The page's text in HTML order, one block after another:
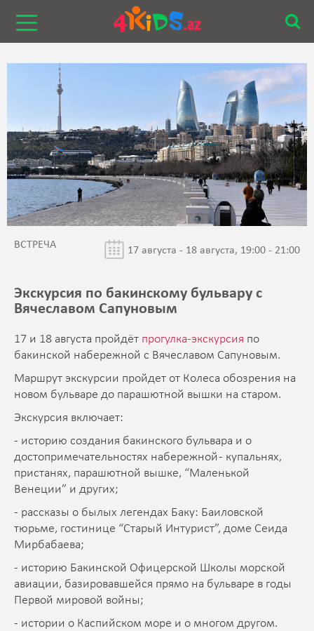
ВСТРЕЧА 17 августа - 18 августа, 19:00 - 21:00
Экскурсия по бакинскому бульвару с
Вячеславом Сапуновым
17 и 18 августа пройдёт прогулка-экскурсия по
бакинской набережной с Вячеславом Сапуновым.
Маршрут экскурсии пройдет от Колеса обозрения на
новом бульваре до парашютной вышки на старом.
Экскурсия включает:
- историю создания бакинского бульвара и о
достопримечательностях набережной - купальнях,
пристанях, парашютной вышке, “Маленькой
Венеции” и других;
- рассказы о былых легендах Баку: Баиловской
тюрьме, гостинице “Старый Интурист”, доме Сеида
Мирбабаева;
- историю Бакинской Офицерской Школы морской
авиации, базировавшейся прямо на бульваре в годы
Первой мировой войны;
- истории о Каспийском море и о многом другом.